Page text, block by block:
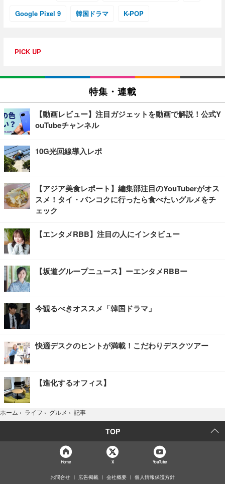
Google Pixel 9 韓国ドラマ K-POP
PICK UP
特集・連載
【動画レビュー】注目ガジェットを動画で解説！公式Y
ouTubeチャンネル
10G光回線導入レポ
【アジア美食レポート】編集部注目のYouTuberがオス
スメ！タイ・バンコクに行ったら食べたいグルメをチ
ェック
【エンタメRBB】注目の人にインタビュー
【坂道グループニュース】ーエンタメRBBー
今観るべきオススメ「韓国ドラマ」
快適デスクのヒントが満載！こだわりデスクツアー
【進化するオフィス】
ホーム › ライフ › グルメ › 記事
TOP
Home X YouTube
お問合せ 広告掲載 会社概要 個人情報保護方針